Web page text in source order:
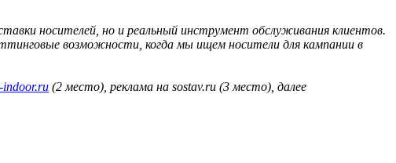
носителей, но и реальный инструмент обслуживания клиентов.
возможности, когда мы ищем носители для кампании в
indoor.ru (2 место), реклама на sostav.ru (3 место), далее